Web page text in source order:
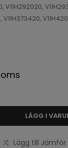
V11H292020,
V11H373420,
LÄGG I
Lägg till Jämför